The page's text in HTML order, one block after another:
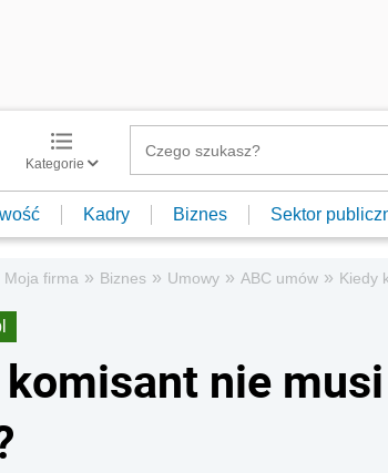
Kategorie
Kadry Biznes Sektor
Moja firma » Biznes » Umowy » ABC umów » Kiedy
nie